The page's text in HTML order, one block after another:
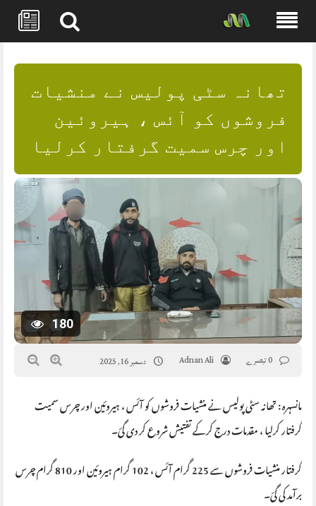
content
تھانہ سٹی پولیس نے منشیات
فروشوں کو آئس ، ہیروئین
اور چرس سمیت گرفتار کرلیا
180
Adnan Ali دسمبر 16, 2025
مانسہرہ : تھانہ سٹی پولیس نے منشیات فروشوں کو آئس ، ہیروئین اور چرس سمیت
گرفتار کرلیا ، مقدمات درج کرکے تفتیش شروع کر دی گئ۔
گرفتار منشیات فروشوں سے 225 گرام آئس ، 102 گرام ہیروئین اور 810 گرام چرس
برآمد کی گئ۔